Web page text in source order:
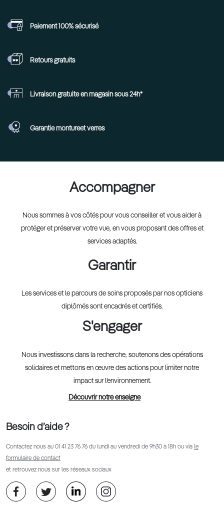
Paiement 100%sécurisé
Retoursgratuits
Livraison gratuite en magasin sous 24h*
Garantie montureet verres
Accompagner
Nous sommes à vos côtés pour vous conseiller et vous aider à
protéger et préserver votre vue, en vous proposant des offres et
services adaptés.
Garantir
Les services et le parcours de soins proposés par nos opticiens
diplômés sont encadrés et certifiés.
S'engager
Nous investissons dans la recherche, soutenons des opérations
solidaires et mettons en œuvre des actions pour limiter notre
impact sur l’environnement.
Découvrir notre enseigne
Besoin d’aide ?
Contactez nous au 01 41 23 76 76 du lundi au vendredi de 9h30 à 18h ou via le
formulaire de contact
et retrouvez nous sur les réseaux sociaux